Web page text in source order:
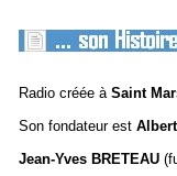
Radio créée àSaint
Son fondateur est
Jean-Yves BRETEAU